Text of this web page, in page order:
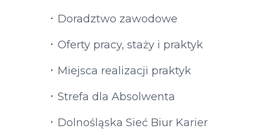
Doradztwo zawodowe
Oferty pracy, staży i praktyk
Miejsca realizacji praktyk
Strefa dla Absolwenta
Dolnośląska Sieć Biur Karier